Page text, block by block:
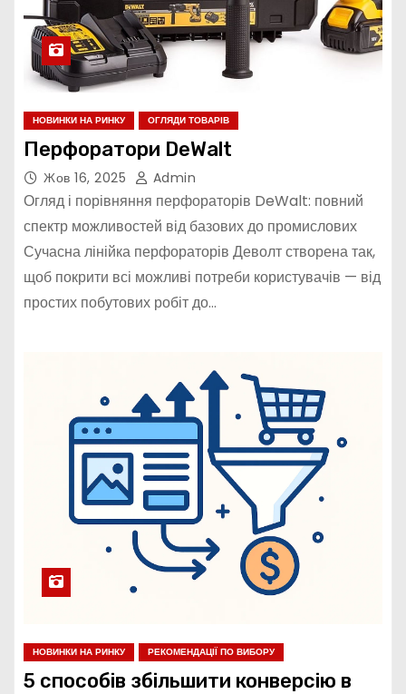
НОВИНКИ НА РИНКУ ОГЛЯДИ ТОВАРІВ
Перфоратори DeWalt
Жов 16, 2025 Admin
Огляд і порівняння перфораторів DeWalt: повний
спектр можливостей від базових до промислових
Сучасна лінійка перфораторів Деволт створена так,
щоб покрити всі можливі потреби користувачів — від
простих побутових робіт до…
НОВИНКИ НА РИНКУ РЕКОМЕНДАЦІЇ ПО ВИБОРУ
5 способів збільшити конверсію в